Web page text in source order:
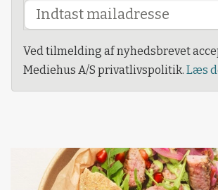
Ved tilmelding af nyhedsbrevet
Mediehus A/S privatlivspolitik. Læs